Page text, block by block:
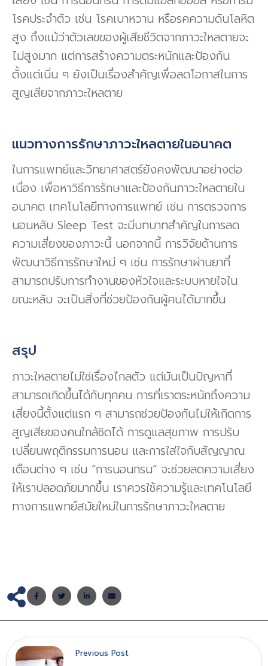
โรคประจำตัว เช่น โรคเบาหวาน หรือรคความดันโลหิต
สูง ถึงแม้ว่าตัวเลขของผู้เสียชีวิตจากภาวะใหลตายจะ
ไม่สูงมาก แต่การสร้างความตระหนักและป้องกัน
ตั้งแต่เนิ่น ๆ ยังเป็นเรื่องสำคัญเพื่อลดโอกาสในการ
สูญเสียจากภาวะใหลตาย
แนวทางการรักษาภาวะใหลตายในอนาคต
ในการแพทย์และวิทยาศาสตร์ยังคงพัฒนาอย่างต่อ
เนื่อง เพื่อหาวิธีการรักษาและป้องกันภาวะใหลตายใน
อนาคต เทคโนโลยีทางการแพทย์ เช่น การตรวจการ
นอนหลับ Sleep Test จะมีบทบาทสำคัญในการลด
ความเสี่ยงของภาวะนี้ นอกจากนี้ การวิจัยด้านการ
พัฒนาวิธีการรักษาใหม่ ๆ เช่น การรักษาผ่านยาที่
สามารถปรับการทำงานของหัวใจและระบบหายใจใน
ขณะหลับ จะเป็นสิ่งที่ช่วยป้องกันผู้คนได้มากขึ้น
สรุป
ภาวะใหลตายไม่ใช่เรื่องไกลตัว แต่มันเป็นปัญหาที่
สามารถเกิดขึ้นได้กับทุกคน การที่เราตระหนักถึงความ
เสี่ยงนี้ตั้งแต่แรก ๆ สามารถช่วยป้องกันไม่ให้เกิดการ
สูญเสียของคนใกล้ชิดได้ การดูแลสุขภาพ การปรับ
เปลี่ยนพฤติกรรมการนอน และการใส่ใจกับสัญญาณ
เตือนต่าง ๆ เช่น “การนอนกรน” จะช่วยลดความเสี่ยง
ให้เราปลอดภัยมากขึ้น เราควรใช้ความรู้และเทคโนโลยี
ทางการแพทย์สมัยใหม่ในการรักษาภาวะใหลตาย
Previous Post